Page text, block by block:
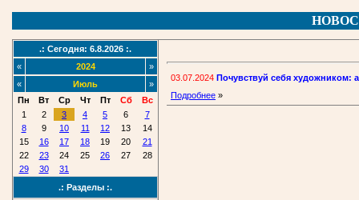
.: Сегодня: 6.8.2026 :.
«
2024
»
«
Июль
»
Пн
Вт Ср Чт Пт Сб
Вс
1
2 3 4 5 6
7
8
9 10 11 12 13
14
15
16 17 18 19 20
21
22
23 24 25 26 27
28
29
30
31
.: Разделы :.
03.07.2024 Почувствуй себя художником:
Подробнее »